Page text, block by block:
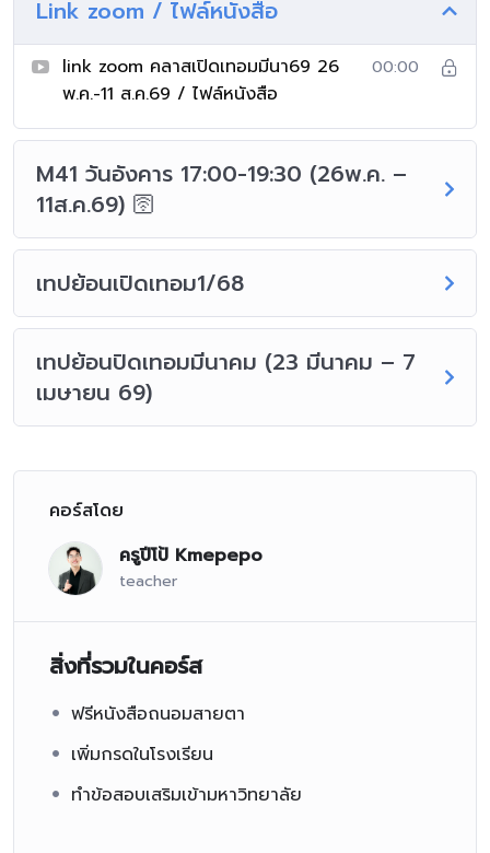
Link zoom / ไฟล์หนังสือ
link zoom คลาสเปิดเทอมมีนา69 26
พ.ค.-11 ส.ค.69 / ไฟล์หนังสือ
00:00
M41 วันอังคาร 17:00-19:30 (26พ.ค. –
11ส.ค.69) 🛜
เทปย้อนเปิดเทอม1/68
เทปย้อนปิดเทอมมีนาคม (23 มีนาคม – 7
เมษายน 69)
คอร์สโดย
ครูปีโป้ Kmepepo
teacher
สิ่งที่รวมในคอร์ส
ฟรีหนังสือถนอมสายตา
เพิ่มกรดในโรงเรียน
ทำข้อสอบเสริมเข้ามหาวิทยาลัย